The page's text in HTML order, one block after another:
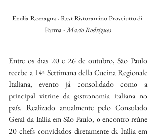
Emilia Romagna - Rest Ristorantino Prosciutto di
Parma - Mario Rodrigues
Entre os dias 20 e 26 de outubro, São Paulo
recebe a 14ª Settimana della Cucina Regionale
Italiana, evento já consolidado como a
principal vitrine da gastronomia italiana no
país. Realizado anualmente pelo Consulado
Geral da Itália em São Paulo, o encontro reúne
20 chefs convidados diretamente da Itália em